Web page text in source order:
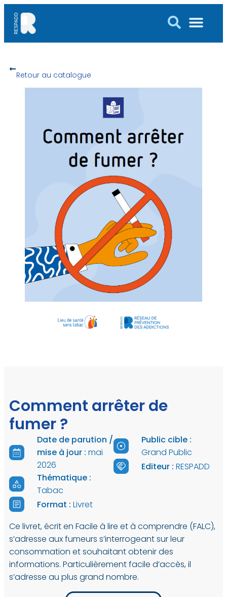
Retour au catalogue
Comment arrêter de
fumer ?
Date de parution /
mise à jour : mai
2026
Thématique :
Tabac
Format : Livret
Public cible :
Grand Public
Editeur : RESPADD
Ce livret, écrit en Facile à lire et à comprendre (FALC),
s’adresse aux fumeurs s’interrogeant sur leur
consommation et souhaitant obtenir des
informations. Particulièrement facile d’accès, il
s’adresse au plus grand nombre.